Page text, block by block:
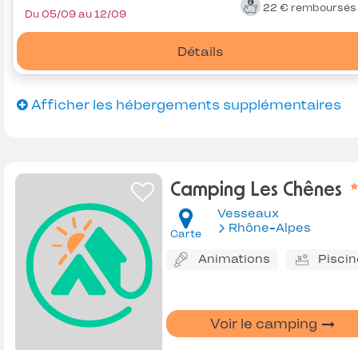
22 € remboursés
Détails
Du 05/09 au 12/09
Afficher les hébergements supplémentaires
Camping Les Chênes
Carte
Vesseaux
Rhône-Alpes
Animations
Voir le camping